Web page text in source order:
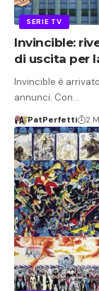
SERIE TV
Invincible:
di uscita per
Invincible è
annunci. Con…
PatPerfetti 2